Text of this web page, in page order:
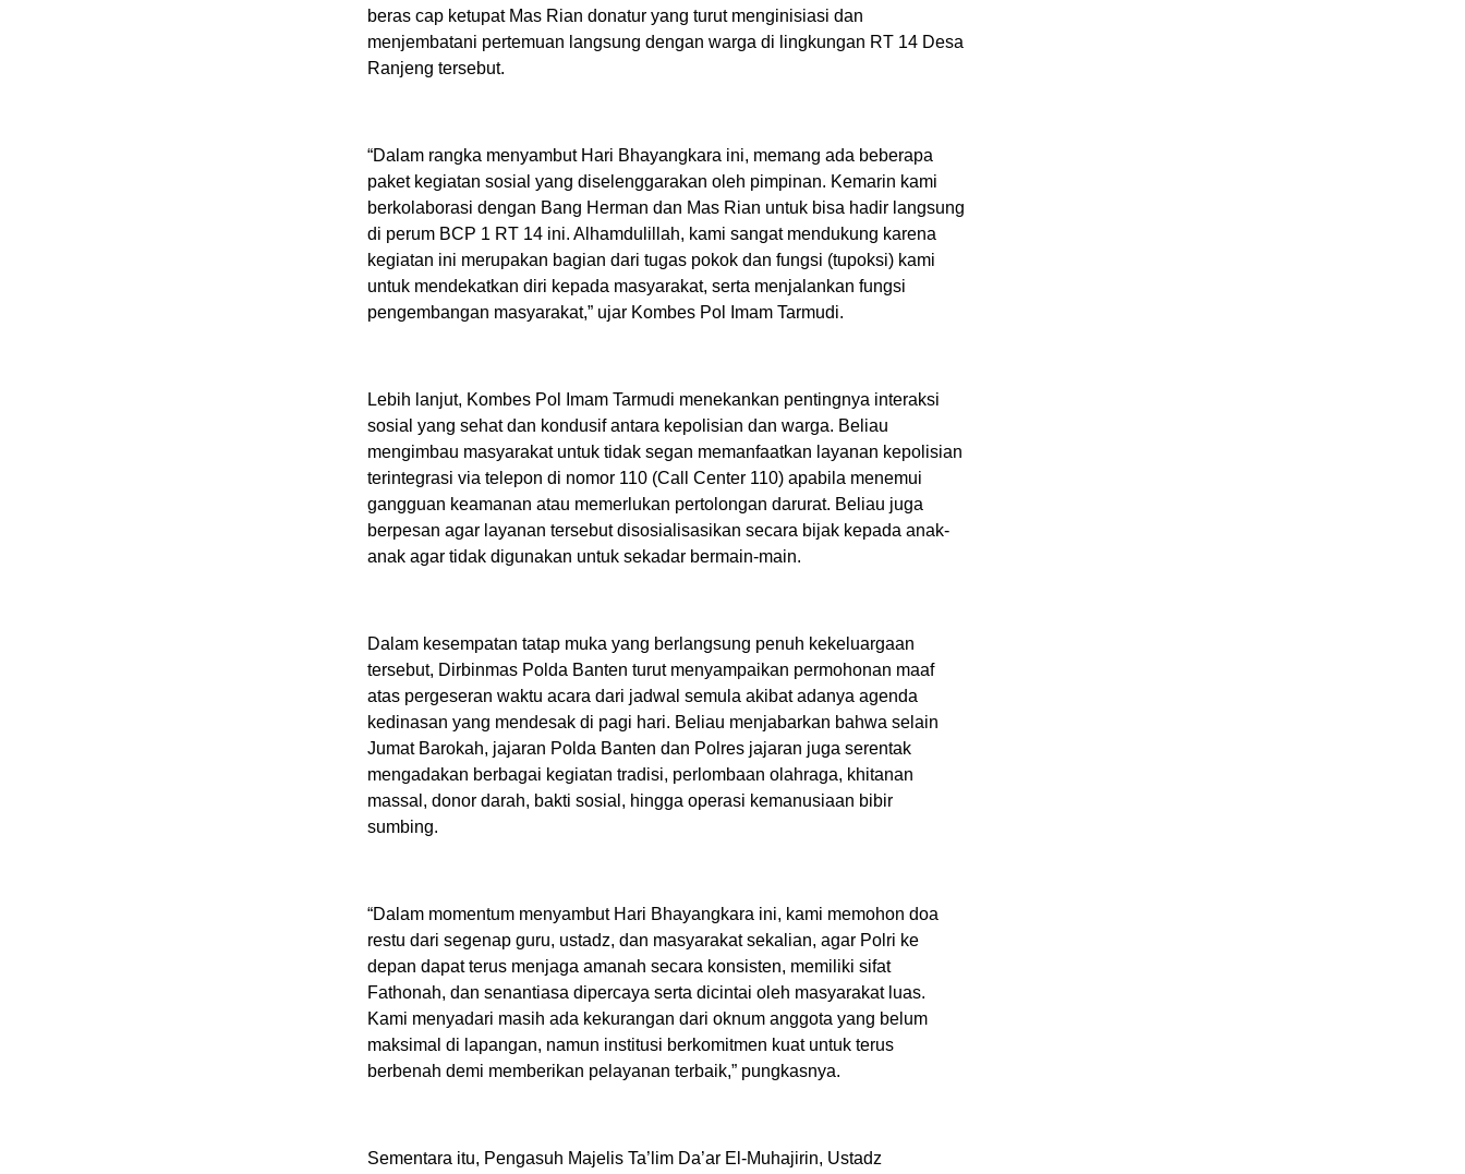
beras cap ketupat Mas Rian donatur yang turut menginisiasi dan
menjembatani pertemuan langsung dengan warga di lingkungan RT 14 Desa
Ranjeng tersebut.
“Dalam rangka menyambut Hari Bhayangkara ini, memang ada beberapa
paket kegiatan sosial yang diselenggarakan oleh pimpinan. Kemarin kami
berkolaborasi dengan Bang Herman dan Mas Rian untuk bisa hadir langsung
di perum BCP 1 RT 14 ini. Alhamdulillah, kami sangat mendukung karena
kegiatan ini merupakan bagian dari tugas pokok dan fungsi (tupoksi) kami
untuk mendekatkan diri kepada masyarakat, serta menjalankan fungsi
pengembangan masyarakat,” ujar Kombes Pol Imam Tarmudi.
Lebih lanjut, Kombes Pol Imam Tarmudi menekankan pentingnya interaksi
sosial yang sehat dan kondusif antara kepolisian dan warga. Beliau
mengimbau masyarakat untuk tidak segan memanfaatkan layanan kepolisian
terintegrasi via telepon di nomor 110 (Call Center 110) apabila menemui
gangguan keamanan atau memerlukan pertolongan darurat. Beliau juga
berpesan agar layanan tersebut disosialisasikan secara bijak kepada anak-
anak agar tidak digunakan untuk sekadar bermain-main.
Dalam kesempatan tatap muka yang berlangsung penuh kekeluargaan
tersebut, Dirbinmas Polda Banten turut menyampaikan permohonan maaf
atas pergeseran waktu acara dari jadwal semula akibat adanya agenda
kedinasan yang mendesak di pagi hari. Beliau menjabarkan bahwa selain
Jumat Barokah, jajaran Polda Banten dan Polres jajaran juga serentak
mengadakan berbagai kegiatan tradisi, perlombaan olahraga, khitanan
massal, donor darah, bakti sosial, hingga operasi kemanusiaan bibir
sumbing.
“Dalam momentum menyambut Hari Bhayangkara ini, kami memohon doa
restu dari segenap guru, ustadz, dan masyarakat sekalian, agar Polri ke
depan dapat terus menjaga amanah secara konsisten, memiliki sifat
Fathonah, dan senantiasa dipercaya serta dicintai oleh masyarakat luas.
Kami menyadari masih ada kekurangan dari oknum anggota yang belum
maksimal di lapangan, namun institusi berkomitmen kuat untuk terus
berbenah demi memberikan pelayanan terbaik,” pungkasnya.
Sementara itu, Pengasuh Majelis Ta’lim Da’ar El-Muhajirin, Ustadz